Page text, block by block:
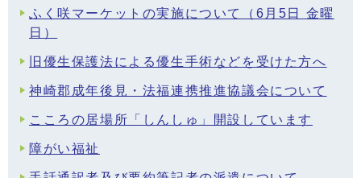
ふく咲マーケットの実施について（6月5日 金曜
日）
旧優生保護法による優生手術などを受けた方へ
神崎郡成年後見・法福連携推進協議会について
こころの居場所「しんしゅ」開設しています
障がい福祉